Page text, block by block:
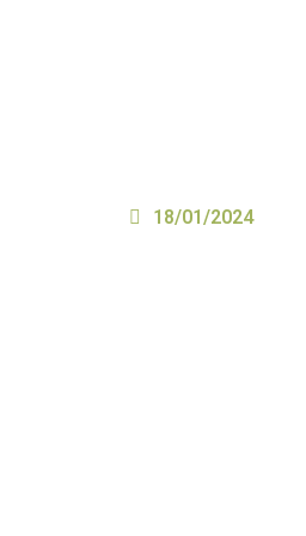
18/01/2024